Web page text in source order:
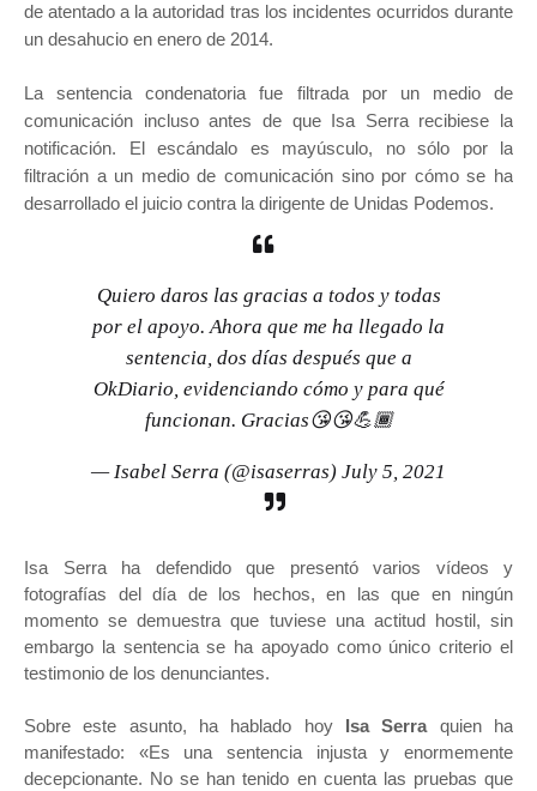
de atentado a la autoridad tras los incidentes ocurridos durante
un desahucio en enero de 2014.
La sentencia condenatoria fue filtrada por un medio de
comunicación incluso antes de que Isa Serra recibiese la
notificación. El escándalo es mayúsculo, no sólo por la
filtración a un medio de comunicación sino por cómo se ha
desarrollado el juicio contra la dirigente de Unidas Podemos.
Quiero daros las gracias a todos y todas
por el apoyo. Ahora que me ha llegado la
sentencia, dos días después que a
OkDiario, evidenciando cómo y para qué
funcionan. Gracias😘😘💪🏾
— Isabel Serra (@isaserras) July 5, 2021
Isa Serra ha defendido que presentó varios vídeos y
fotografías del día de los hechos, en las que en ningún
momento se demuestra que tuviese una actitud hostil, sin
embargo la sentencia se ha apoyado como único criterio el
testimonio de los denunciantes.
Sobre este asunto, ha hablado hoy Isa Serraquien ha
manifestado: «Es una sentencia injusta y enormemente
decepcionante. No se han tenido en cuenta las pruebas que